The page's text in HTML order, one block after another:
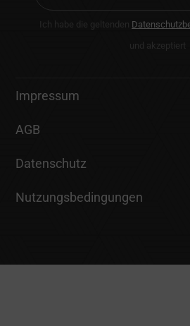
Nutzungsbedingungen